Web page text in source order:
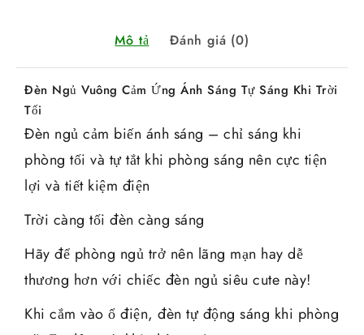
Mô tả Đánh giá (0)
Đèn Ngủ Vuông Cảm Ứng Ánh Sáng Tự Sáng Khi Trời
Tối
Đèn ngủ cảm biến ánh sáng – chỉ sáng khi
phòng tối và tự tắt khi phòng sáng nên cực tiện
lợi và tiết kiệm điện
Trời càng tối đèn càng sáng
Hãy để phòng ngủ trở nên lãng mạn hay dễ
thương hơn với chiếc đèn ngủ siêu cute này!
Khi cắm vào ổ điện, đèn tự động sáng khi phòng